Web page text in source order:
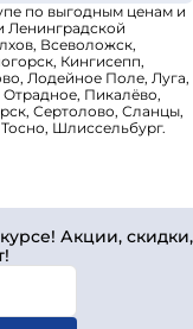
по выгодным ценам и
Ленинградской
Всеволожск,
Кингисепп,
Лодейное Поле, Луга,
Пикалёво,
Сертолово, Сланцы,
Шлиссельбург.
Акции, скидки,